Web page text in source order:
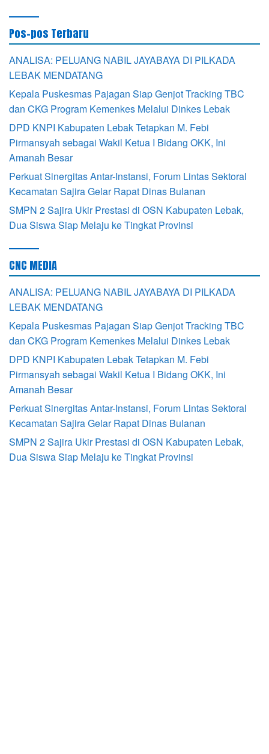
Pos-pos Terbaru
ANALISA: PELUANG NABIL JAYABAYA DI PILKADA
LEBAK MENDATANG
Kepala Puskesmas Pajagan Siap Genjot Tracking TBC
dan CKG Program Kemenkes Melalui Dinkes Lebak
DPD KNPI Kabupaten Lebak Tetapkan M. Febi
Pirmansyah sebagai Wakil Ketua I Bidang OKK, Ini
Amanah Besar
Perkuat Sinergitas Antar-Instansi, Forum Lintas Sektoral
Kecamatan Sajira Gelar Rapat Dinas Bulanan
SMPN 2 Sajira Ukir Prestasi di OSN Kabupaten Lebak,
Dua Siswa Siap Melaju ke Tingkat Provinsi
CNC MEDIA
ANALISA: PELUANG NABIL JAYABAYA DI PILKADA
LEBAK MENDATANG
Kepala Puskesmas Pajagan Siap Genjot Tracking TBC
dan CKG Program Kemenkes Melalui Dinkes Lebak
DPD KNPI Kabupaten Lebak Tetapkan M. Febi
Pirmansyah sebagai Wakil Ketua I Bidang OKK, Ini
Amanah Besar
Perkuat Sinergitas Antar-Instansi, Forum Lintas Sektoral
Kecamatan Sajira Gelar Rapat Dinas Bulanan
SMPN 2 Sajira Ukir Prestasi di OSN Kabupaten Lebak,
Dua Siswa Siap Melaju ke Tingkat Provinsi